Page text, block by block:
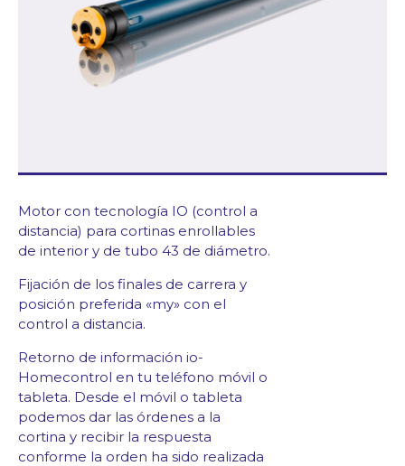
Motor con tecnología IO (control a
distancia) para cortinas enrollables
de interior y de tubo 43 de diámetro.
Fijación de los finales de carrera y
posición preferida «my» con el
control a distancia.
Retorno de información io-
Homecontrol en tu teléfono móvil o
tableta. Desde el móvil o tableta
podemos dar las órdenes a la
cortina y recibir la respuesta
conforme la orden ha sido realizada